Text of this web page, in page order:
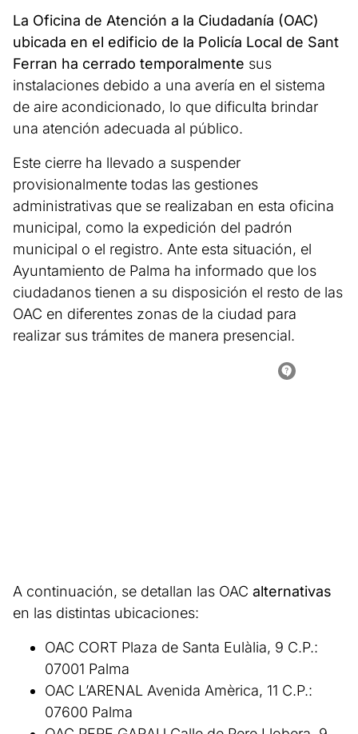
La Oficina de Atención a la Ciudadanía (OAC)
ubicada en el edificio de la Policía Local de Sant
Ferran ha cerrado temporalmente sus
instalaciones debido a una avería en el sistema
de aire acondicionado, lo que dificulta brindar
una atención adecuada al público.
Este cierre ha llevado a suspender
provisionalmente todas las gestiones
administrativas que se realizaban en esta oficina
municipal, como la expedición del padrón
municipal o el registro. Ante esta situación, el
Ayuntamiento de Palma ha informado que los
ciudadanos tienen a su disposición el resto de las
OAC en diferentes zonas de la ciudad para
realizar sus trámites de manera presencial.
A continuación, se detallan las OAC alternativas
en las distintas ubicaciones:
OAC CORT Plaza de Santa Eulàlia, 9 C.P.:
07001 Palma
OAC L’ARENAL Avenida Amèrica, 11 C.P.:
07600 Palma